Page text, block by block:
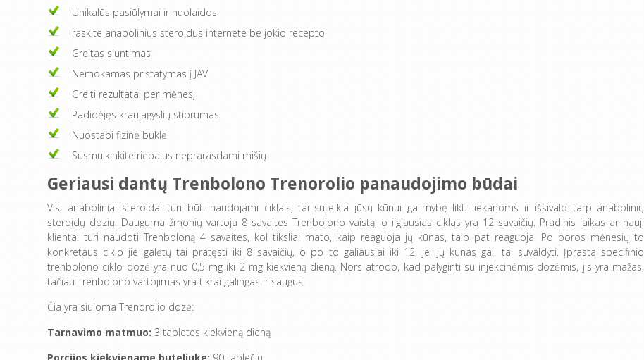
Unikalūs pasiūlymai ir nuolaidos
raskite anabolinius steroidus internete be jokio recepto
Greitas siuntimas
Nemokamas pristatymas į JAV
Greiti rezultatai per mėnesį
Padidėjęs kraujagyslių stiprumas
Nuostabi fizinė būklė
Susmulkinkite riebalus neprarasdami mišių
Geriausi dantų Trenbolono Trenorolio panaudojimo būdai
Visi anaboliniai steroidai turi būti naudojami ciklais, tai suteikia jūsų kūnui galimybę likti liekanoms ir išsivalo tarp anabolinių
steroidų dozių. Dauguma žmonių vartoja 8 savaites Trenbolono vaistą, o ilgiausias ciklas yra 12 savaičių. Pradinis laikas ar nauji
klientai turi naudoti Trenboloną 4 savaites, kol tiksliai mato, kaip reaguoja jų kūnas, taip pat reaguoja. Po poros mėnesių to
konkretaus ciklo jie galėtų tai pratęsti iki 8 savaičių, o po to galiausiai iki 12, jei jų kūnas gali tai suvaldyti. Įprasta specifinio
trenbolono ciklo dozė yra nuo 0,5 mg iki 2 mg kiekvieną dieną. Nors atrodo, kad palyginti su injekcinėmis dozėmis, jis yra mažas,
tačiau Trenbolono vartojimas yra tikrai galingas ir saugus.
Čia yra siūloma Trenorolio dozė:
Tarnavimo matmuo: 3 tabletes kiekvieną dieną